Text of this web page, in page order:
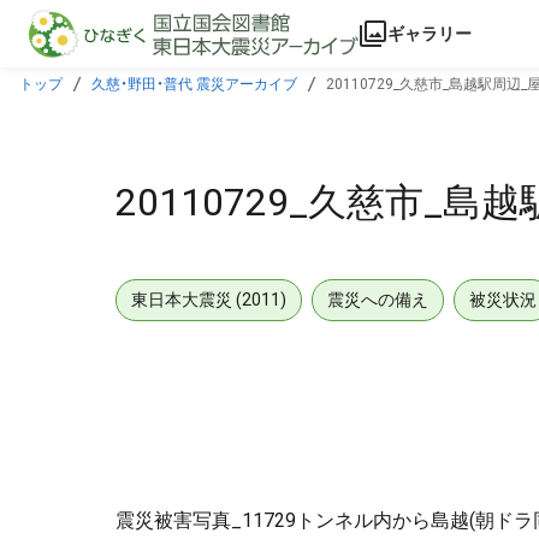
本文に飛ぶ
ギャラリー
トップ 久慈・野田・普代 震災アーカイブ 20110729_久慈市_島越駅周辺_
20110729_久慈市_島越
東日本大震災 (2011) 震災への備え 被災状況
震災被害写真_11729トンネル内から島越(朝ドラ